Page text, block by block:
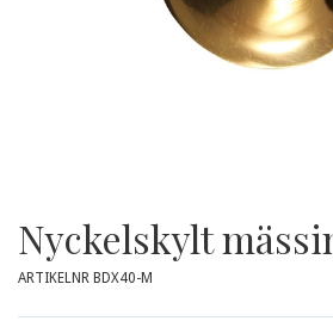
Nyckelskylt
ARTIKELNR BDX40-M